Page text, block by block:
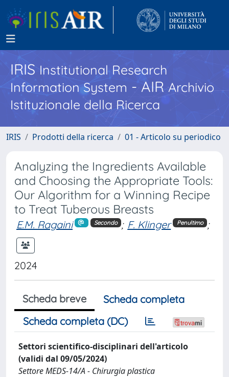
IRISInstitutional Research
Information System - AIR Archivio
Istituzionale della Ricerca
IRIS Prodotti della ricerca 01 - Articolo su periodico
Analyzing the Ingredients Available
and Choosing the Appropriate Tools:
Our Algorithm for a Winning Recipe
to Treat Tuberous Breasts
E.M. Ragaini Secondo ; F. Klinger Penultimo ;
2024
Scheda breve
Scheda completa
Scheda completa (DC)
Settori scientifico-disciplinari dell'articolo
(validi dal 09/05/2024)
Settore MEDS-14/A - Chirurgia plastica